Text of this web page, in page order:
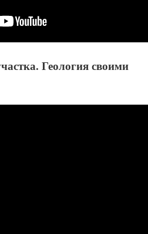
Геология своими